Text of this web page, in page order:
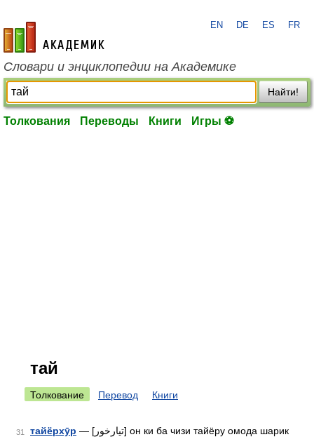
academic.ru
EN DE ES FR
Словари и энциклопедии на Академике
Найти!
Толкования Переводы Книги Игры ⚽
тай
Толкование Перевод Книги
31 тайёрхӯр — [تيارخور] он ки ба чизи тайёру омода шарик